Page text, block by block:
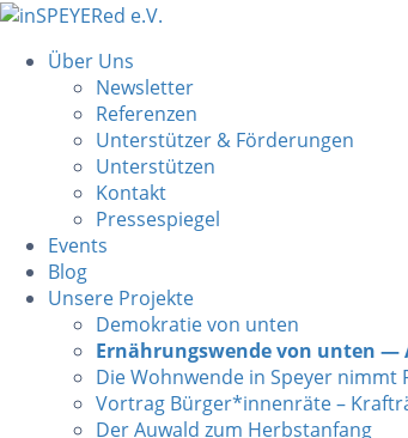
Über Uns
Newsletter
Referenzen
Unterstützer & Förderungen
Unterstützen
Kontakt
Pressespiegel
Events
Blog
Unsere Projekte
Demokratie von unten
Ernährungswende von unten —
Die Wohnwende in Speyer nimmt
Vortrag Bürger*innenräte –
Der Auwald zum Herbstanfang